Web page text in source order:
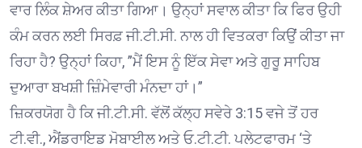
ਵਾਰ ਲਿੰਕ ਸ਼ੇਅਰ ਕੀਤਾ ਗਿਆ। ਉਨ੍ਹਾਂ ਸਵਾਲ ਕੀਤਾ ਕਿ ਫਿਰ ਉਹੀ
ਕੰਮ ਕਰਨ ਲਈ ਸਿਰਫ਼ ਜੀ.ਟੀ.ਸੀ. ਨਾਲ ਹੀ ਵਿਤਕਰਾ ਕਿਉਂ ਕੀਤਾ ਜਾ
ਰਿਹਾ ਹੈ? ਉਨ੍ਹਾਂ ਕਿਹਾ, ”ਮੈਂ ਇਸ ਨੂੰ ਇੱਕ ਸੇਵਾ ਅਤੇ ਗੁਰੂ ਸਾਹਿਬ
ਦੁਆਰਾ ਬਖਸ਼ੀ ਜ਼ਿੰਮੇਵਾਰੀ ਮੰਨਦਾ ਹਾਂ।”
ਜ਼ਿਕਰਯੋਗ ਹੈ ਕਿ ਜੀ.ਟੀ.ਸੀ. ਵੱਲੋਂ ਕੱਲ੍ਹ ਸਵੇਰੇ 3:15 ਵਜੇ ਤੋਂ ਹਰ
ਟੀ.ਵੀ., ਐਂਡਰਾਇਡ ਮੋਬਾਈਲ ਅਤੇ ਓ.ਟੀ.ਟੀ. ਪਲੇਟਫਾਰਮ ‘ਤੇ